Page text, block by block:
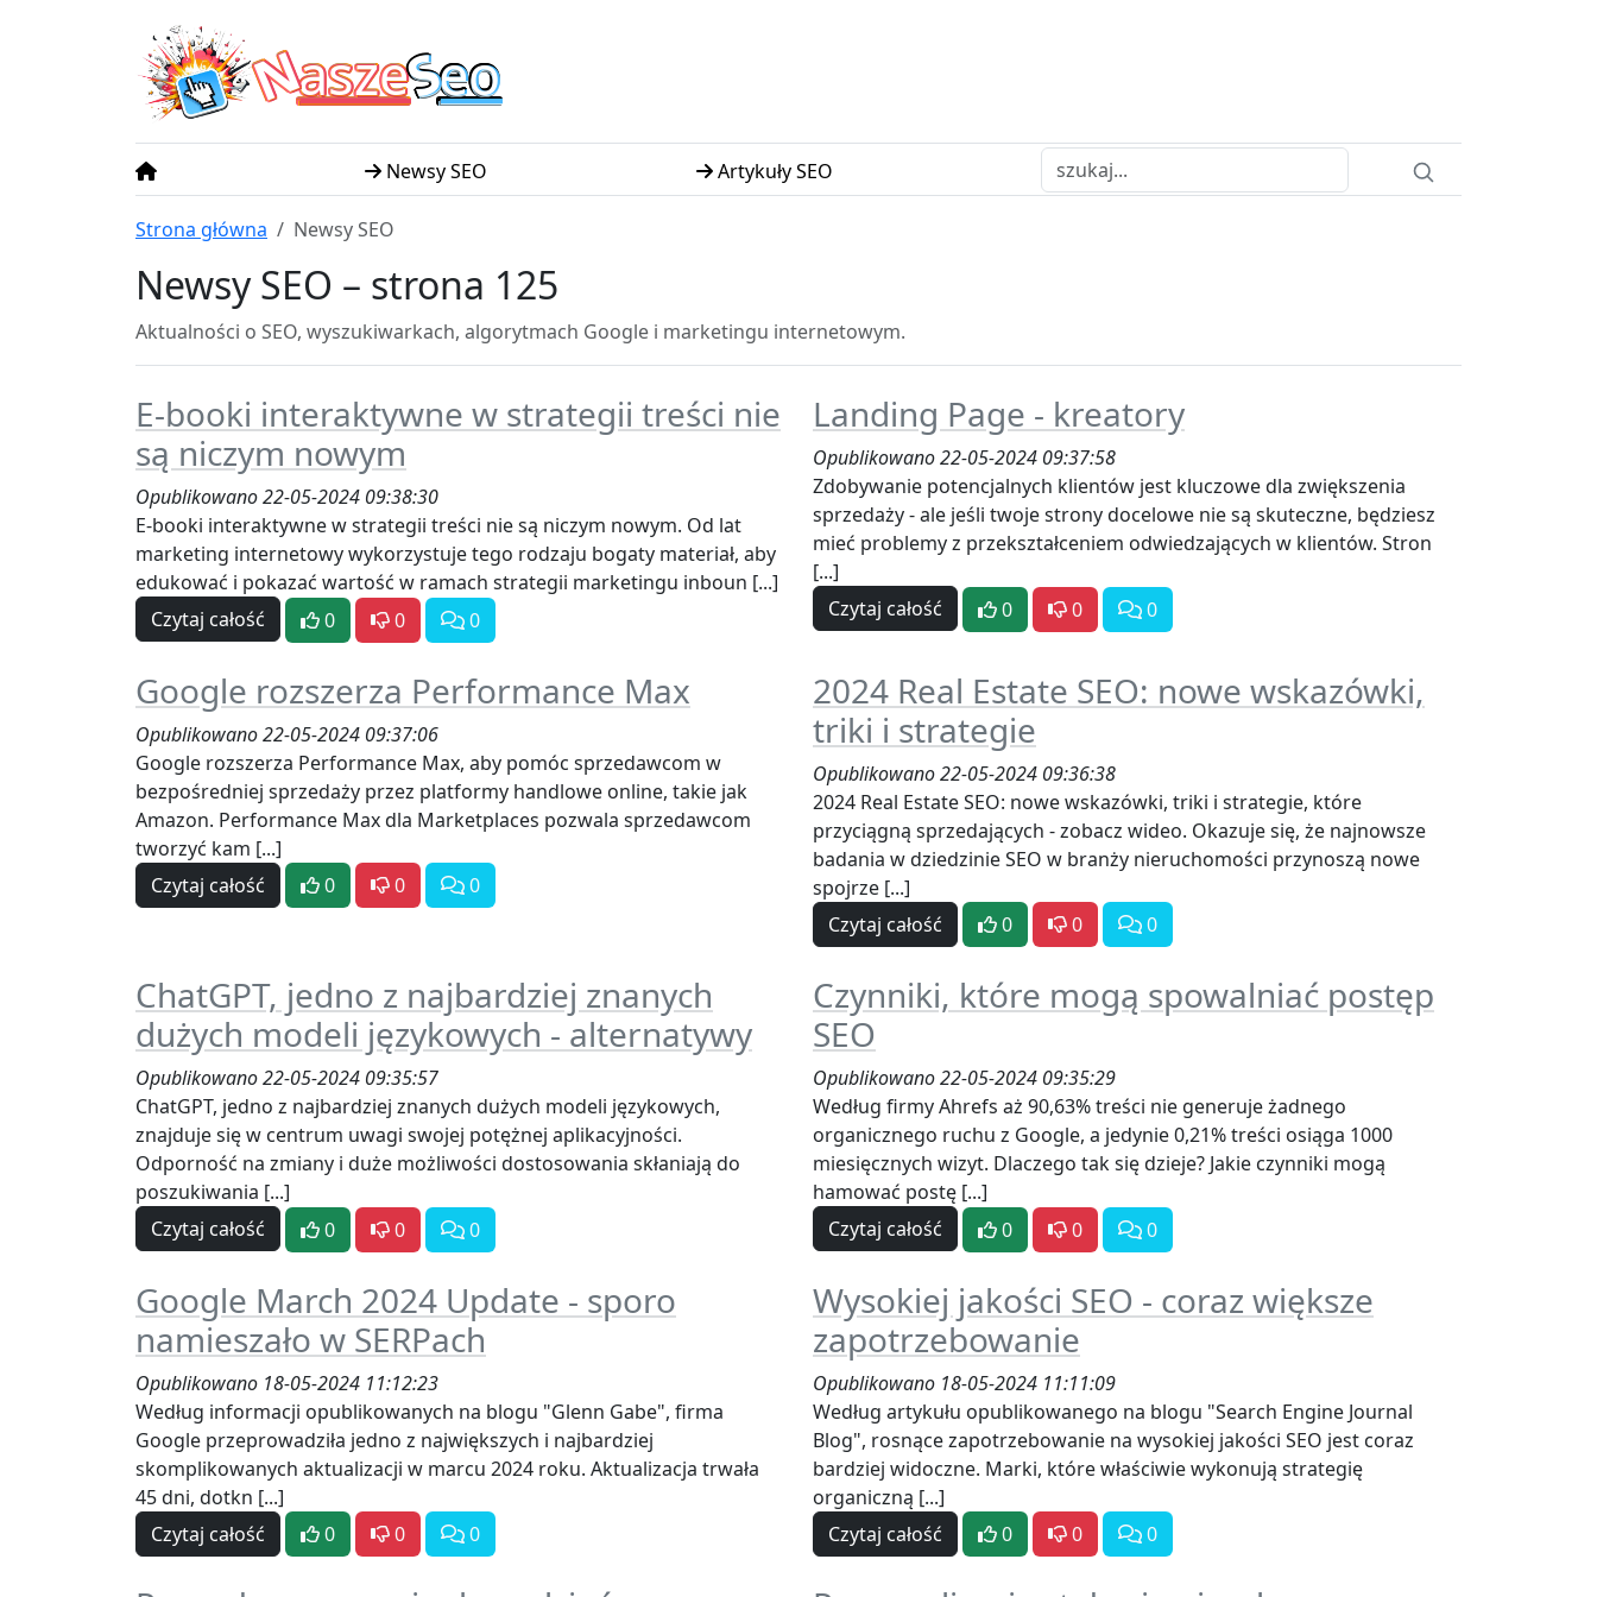
NaszeSeo
Newsy SEO Artykuły SEO
Strona główna Newsy SEO
Newsy SEO – strona 125
Aktualności o SEO, wyszukiwarkach, algorytmach Google i marketingu internetowym.
E-booki interaktywne w strategii treści nie
są niczym nowym
Opublikowano 22-05-2024 09:38:30
E-booki interaktywne w strategii treści nie są niczym nowym. Od lat
marketing internetowy wykorzystuje tego rodzaju bogaty materiał, aby
edukować i pokazać wartość w ramach strategii marketingu inboun [...]
Czytaj całość
0 0 0
Landing Page - kreatory
Opublikowano 22-05-2024 09:37:58
Zdobywanie potencjalnych klientów jest kluczowe dla zwiększenia
sprzedaży - ale jeśli twoje strony docelowe nie są skuteczne, będziesz
mieć problemy z przekształceniem odwiedzających w klientów. Stron
[...]
Czytaj całość
0 0 0
Google rozszerza Performance Max
Opublikowano 22-05-2024 09:37:06
Google rozszerza Performance Max, aby pomóc sprzedawcom w
bezpośredniej sprzedaży przez platformy handlowe online, takie jak
Amazon. Performance Max dla Marketplaces pozwala sprzedawcom
tworzyć kam [...]
Czytaj całość
0 0 0
2024 Real Estate SEO: nowe wskazówki,
triki i strategie
Opublikowano 22-05-2024 09:36:38
2024 Real Estate SEO: nowe wskazówki, triki i strategie, które
przyciągną sprzedających - zobacz wideo. Okazuje się, że najnowsze
badania w dziedzinie SEO w branży nieruchomości przynoszą nowe
spojrze [...]
Czytaj całość
0 0 0
ChatGPT, jedno z najbardziej znanych
dużych modeli językowych - alternatywy
Opublikowano 22-05-2024 09:35:57
ChatGPT, jedno z najbardziej znanych dużych modeli językowych,
znajduje się w centrum uwagi swojej potężnej aplikacyjności.
Odporność na zmiany i duże możliwości dostosowania skłaniają do
poszukiwania [...]
Czytaj całość
0 0 0
Czynniki, które mogą spowalniać postęp
SEO
Opublikowano 22-05-2024 09:35:29
Według firmy Ahrefs aż 90,63% treści nie generuje żadnego
organicznego ruchu z Google, a jedynie 0,21% treści osiąga 1000
miesięcznych wizyt. Dlaczego tak się dzieje? Jakie czynniki mogą
hamować postę [...]
Czytaj całość
0 0 0
Google March 2024 Update - sporo
namieszało w SERPach
Opublikowano 18-05-2024 11:12:23
Według informacji opublikowanych na blogu "Glenn Gabe", firma
Google przeprowadziła jedno z największych i najbardziej
skomplikowanych aktualizacji w marcu 2024 roku. Aktualizacja trwała
45 dni, dotkn [...]
Czytaj całość
0 0 0
Wysokiej jakości SEO - coraz większe
zapotrzebowanie
Opublikowano 18-05-2024 11:11:09
Według artykułu opublikowanego na blogu "Search Engine Journal
Blog", rosnące zapotrzebowanie na wysokiej jakości SEO jest coraz
bardziej widoczne. Marki, które właściwie wykonują strategię
organiczną [...]
Czytaj całość
0 0 0